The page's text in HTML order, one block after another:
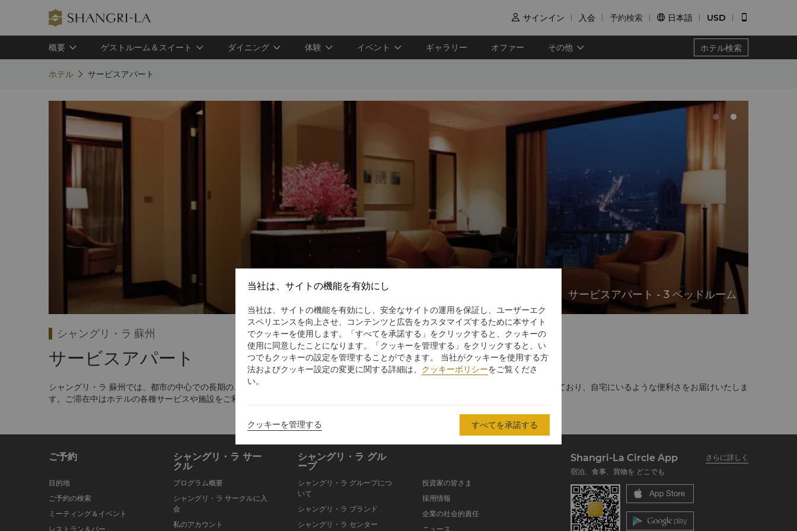
 サインイン 入会 予約検索  日本語 USD
概要 ゲストルーム＆スイート ダイニング 体験 イベント ギャラリー オファー その他 ホテル検索
ホテル サービスアパート
サービスアパート - 3 ベッドルーム
シャングリ・ラ 蘇州
サービスアパート
シャングリ・ラ 蘇州では、都市の中心での長期のご滞在に最適なサービスアパートをご用意しております。各室は上品な家具が完備されており、自宅にいるような便利さをお届けいたしま
す。ご滞在中はホテルの各種サービスや施設をご利用いただけます。
ご予約
目的地
ご予約の検索
ミーティング＆イベント
レストラン＆バー
シャングリ・ラ サー
クル
プログラム概要
シャングリ・ラ サークルに入
会
私のアカウント
シャングリ・ラ グル
ープ
シャングリ・ラ グループにつ
いて
シャングリ・ラ ブランド
シャングリ・ラ センター
投資家の皆さま
採用情報
企業の社会的責任
ニュース
Shangri-La Circle App
さらに詳しく
宿泊、食事、買物を どこでも
当社は、サイトの機能を有効にし
当社は、サイトの機能を有効にし、安全なサイトの運用を保証し、ユーザーエク
スペリエンスを向上させ、コンテンツと広告をカスタマイズするために本サイト
でクッキーを使用します。「すべてを承諾する」をクリックすると、クッキーの
使用に同意したことになります。「クッキーを管理する」をクリックすると、い
つでもクッキーの設定を管理することができます。 当社がクッキーを使用する方
法およびクッキー設定の変更に関する詳細は、 クッキーポリシーをご覧くださ
い。
クッキーを管理する すべてを承諾する